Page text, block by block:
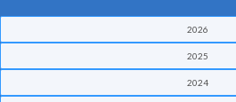
2026
2025
2024